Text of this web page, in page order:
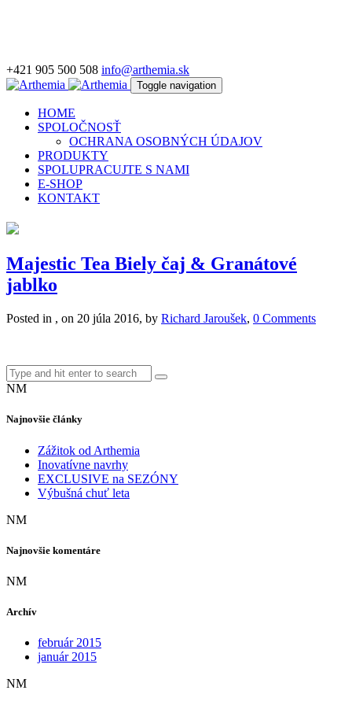
+421 905 500 508 info@arthemia.sk
Toggle navigation
HOME
SPOLOČNOSŤ
OCHRANA OSOBNÝCH ÚDAJOV
PRODUKTY
SPOLUPRACUJTE S NAMI
E-SHOP
KONTAKT
Majestic Tea Biely čaj & Granátové
jablko
Posted in , on 20 júla 2016, by Richard Jaroušek, 0 Comments
NM
Najnovšie články
Zážitok od Arthemia
Inovatívne navrhy
EXCLUSIVE na SEZÓNY
Výbušná chuť leta
NM
Najnovšie komentáre
NM
Archív
február 2015
január 2015
NM